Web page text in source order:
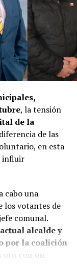
, la tensión
de la
de las
en esta
influir
cabo una
los votantes de
comunal.
alcalde y
por la coalición
con un